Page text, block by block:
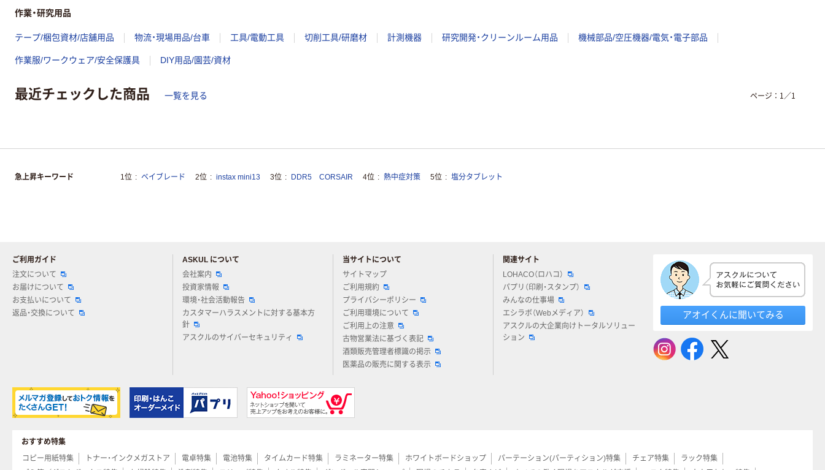
作業・研究用品
テープ/梱包資材/店舗用品 物流・現場用品/台車 工具/電動工具 切削工具/研磨材 計測機器 研究開発・クリーンルーム用品 機械部品/空圧機器/電気・電子部品
作業服/ワークウェア/安全保護具 DIY用品/園芸/資材
最近チェックした商品 一覧を見る ページ： 1 ／1
急上昇キーワード 1位 ベイブレード 2位 instax mini13 3位 DDR5 CORSAIR 4位 熱中症対策 5位 塩分タブレット
ご利用ガイド
注文について
お届けについて
お支払いについて
返品・交換について
ASKUL について
会社案内
投資家情報
環境・社会活動報告
カスタマーハラスメントに対する基本方
針
アスクルのサイバーセキュリティ
当サイトについて
サイトマップ
ご利用規約
プライバシーポリシー
ご利用環境について
ご利用上の注意
古物営業法に基づく表記
酒類販売管理者標識の掲示
医薬品の販売に関する表示
関連サイト
LOHACO（ロハコ）
パプリ（印刷・スタンプ）
みんなの仕事場
エシラボ（Webメディア）
アスクルの大企業向けトータルソリュー
ション
アオイくんに聞いてみる
おすすめ特集
コピー用紙特集
トナー・インクメガストア 電卓特集 電池特集 タイムカード特集 ラミネーター特集 ホワイトボードショップ パーテーション(パーティション)特集 チェア特集
ラック特集